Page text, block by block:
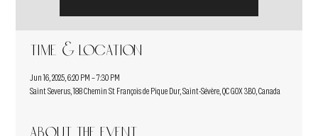
Time & Location
Jun 16, 2025, 6:20 PM – 7:30 PM
Saint Severus, 188 Chemin St François de Pique Dur, Saint-Sévère, QC G0X 3B0, Canada